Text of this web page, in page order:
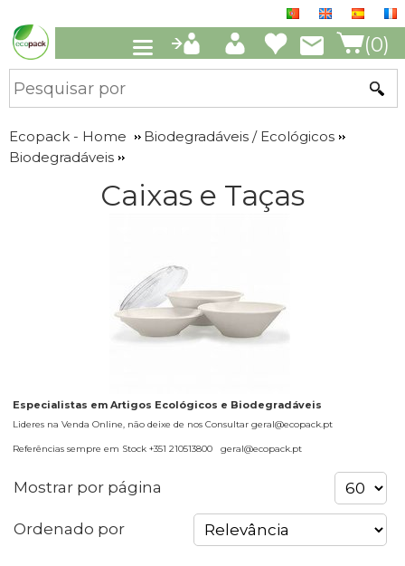
(0)
Ecopack - Home
Biodegradáveis / Ecológicos
Biodegradáveis
Caixas e Taças
Especialistas em Artigos Ecológicos e Biodegradáveis
Lideres na Venda Online, não deixe de nos Consultar geral@ecopack.pt
Referências sempre em Stock +351 210513800 geral@ecopack.pt
Mostrar por página
Ordenado por